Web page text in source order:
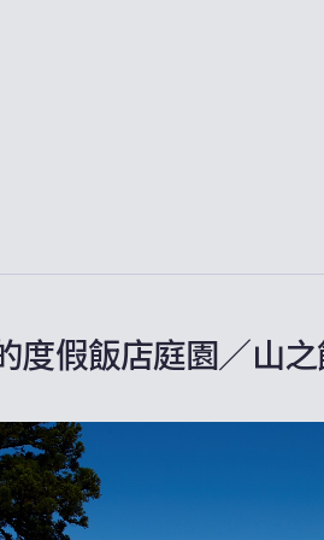
度假飯店庭園／山